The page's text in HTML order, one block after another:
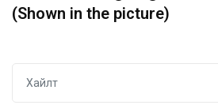
(Shown in the picture)